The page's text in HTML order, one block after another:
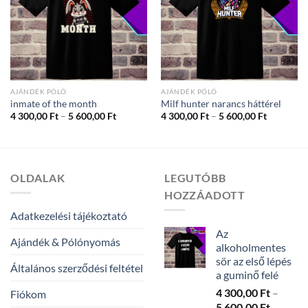
AJÁNDÉK PÓLÓ
inmate of the month
4 300,00 Ft – 5 600,00 FtÁrtartomány:
AJÁNDÉK PÓLÓ
Milf hunter narancs háttérel
4 300,00 Ft – 5 600,00 Ft
OLDALAK
Adatkezelési tájékoztató
Ajándék & Pólónyomás
Általános szerződési feltétel
Fiókom
LEGUTÓBB
HOZZÁADOTT
Az
alkoholmentes
sör az első lépés
a guminő felé
4 300,00 Ft –